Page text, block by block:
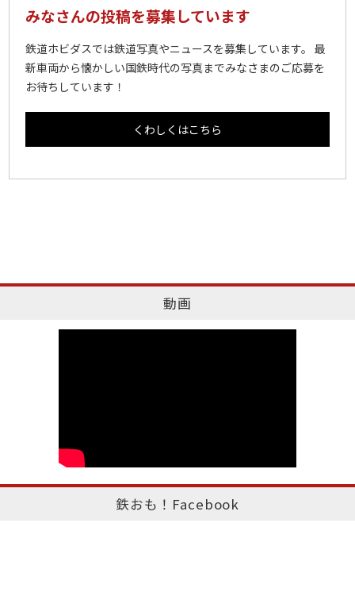
みなさんの投稿を募集しています
鉄道ホビダスでは鉄道写真やニュースを募集しています。 最
新車両から懐かしい国鉄時代の写真までみなさまのご応募を
お待ちしています！
くわしくはこちら
動画
鉄おも！Facebook